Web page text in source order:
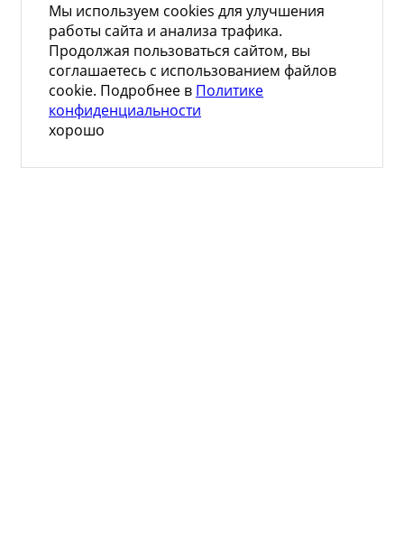
Мы используем cookies для улучшения
работы сайта и анализа трафика.
Продолжая пользоваться сайтом, вы
соглашаетесь с использованием файлов
cookie. Подробнее в Политике
конфиденциальности
хорошо